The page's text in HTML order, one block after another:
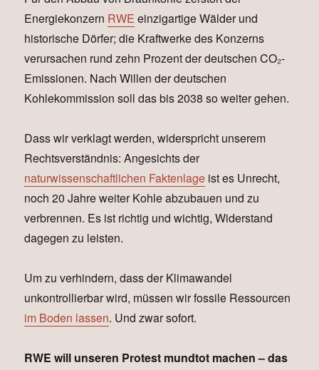
Energiekonzern RWE einzigartige Wälder und
historische Dörfer; die Kraftwerke des Konzerns
verursachen rund zehn Prozent der deutschen CO₂-
Emissionen. Nach Willen der deutschen
Kohlekommission soll das bis 2038 so weiter gehen.
Dass wir verklagt werden, widerspricht unserem
Rechtsverständnis: Angesichts der
naturwissenschaftlichen Faktenlage ist es Unrecht,
noch 20 Jahre weiter Kohle abzubauen und zu
verbrennen. Es ist richtig und wichtig, Widerstand
dagegen zu leisten.
Um zu verhindern, dass der Klimawandel
unkontrollierbar wird, müssen wir fossile Ressourcen
im Boden lassen. Und zwar sofort.
RWE will unseren Protest mundtot machen – das